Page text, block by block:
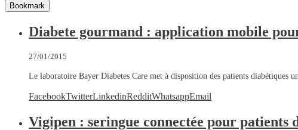
Bookmark
Diabete gourmand : application mobile
27/01/2015
Le laboratoire Bayer Diabetes Care met à disposition des patients diabétiques
FacebookTwitterLinkedinRedditWhatsappEmail
Vigipen : seringue connectée pour patients